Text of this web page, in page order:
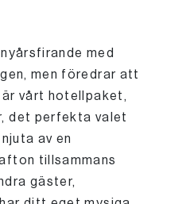
med
men föredrar att
är vårt hotellpaket,
det perfekta valet
av en
tillsammans
gäster,